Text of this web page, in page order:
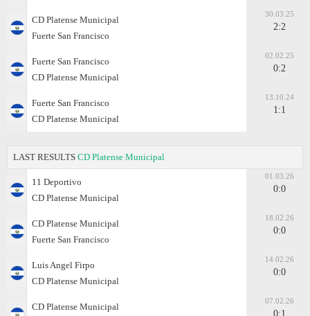
CD Platense Municipal
Fuerte San Francisco
30.03.25
2:2
Fuerte San Francisco
CD Platense Municipal
02.02.25
0:2
Fuerte San Francisco
CD Platense Municipal
13.10.24
1:1
LAST RESULTS CD Platense Municipal
11 Deportivo
CD Platense Municipal
01.03.26
0:0
CD Platense Municipal
Fuerte San Francisco
18.02.26
0:0
Luis Angel Firpo
CD Platense Municipal
14.02.26
0:0
CD Platense Municipal
07.02.26
0:1